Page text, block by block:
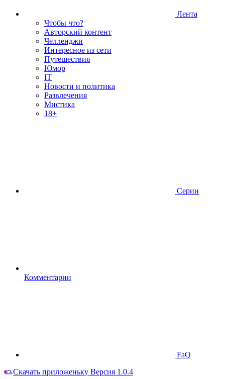
Лента
Чтобы что?
Авторский контент
Челленджи
Интересное из сети
Путешествия
Юмор
IT
Новости и политика
Развлечения
Мистика
18+
Серии
Комментарии
FaQ
Скачать приложеньку Версия 1.0.4